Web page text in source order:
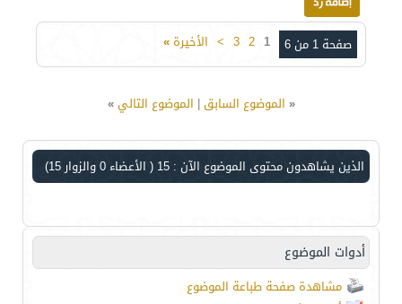
صفحة 1 من 6 1
2
3
> الأخيرة»
« الموضوع السابق| الموضوع التالي»
الذين يشاهدون محتوى الموضوع الآن : 15 ( الأعضاء 0 والزوار 15)
أدوات الموضوع
مشاهدة صفحة طباعة الموضوع